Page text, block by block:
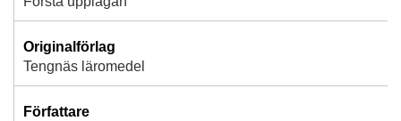
Originalförlag
Tengnäs läromedel
Författare